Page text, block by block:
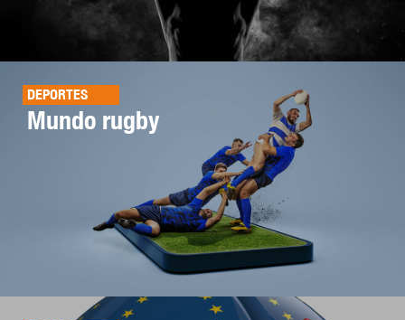
DEPORTES
Mundo rugby